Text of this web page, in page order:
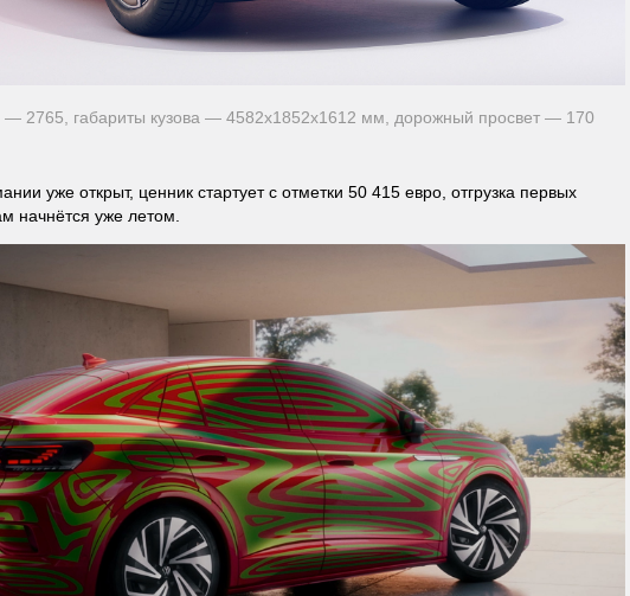
— 2765, габариты кузова — 4582x1852x1612 мм, дорожный просвет — 170
уже открыт, ценник стартует с отметки 50 415 евро, отгрузка первых
начнётся уже летом.